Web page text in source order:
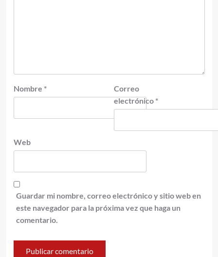
Nombre *
Correo
electrónico *
Web
Guardar mi nombre, correo electrónico y sitio web en
este navegador para la próxima vez que haga un
comentario.